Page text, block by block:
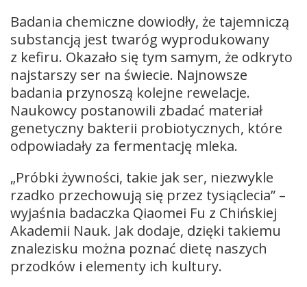
Badania chemiczne dowiodły, że tajemniczą
substancją jest twaróg wyprodukowany
z kefiru. Okazało się tym samym, że odkryto
najstarszy ser na świecie. Najnowsze
badania przynoszą kolejne rewelacje.
Naukowcy postanowili zbadać materiał
genetyczny bakterii probiotycznych, które
odpowiadały za fermentację mleka.
„Próbki żywności, takie jak ser, niezwykle
rzadko przechowują się przez tysiąclecia” –
wyjaśnia badaczka Qiaomei Fu z Chińskiej
Akademii Nauk. Jak dodaje, dzięki takiemu
znalezisku można poznać dietę naszych
przodków i elementy ich kultury.